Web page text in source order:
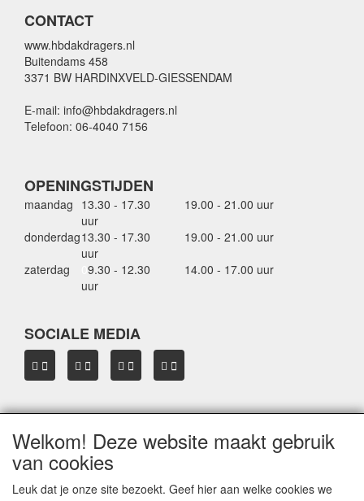
CONTACT
www.hbdakdragers.nl
Buitendams 458
3371 BW HARDINXVELD-GIESSENDAM
E-mail: info@hbdakdragers.nl
Telefoon: 06-4040 7156
OPENINGSTIJDEN
maandag 13.30 - 17.30
uur
19.00 - 21.00 uur
donderdag13.30 - 17.30
uur
19.00 - 21.00 uur
zaterdag
9.30 - 12.30
uur
14.00 - 17.00 uur
SOCIALE MEDIA
OVER HBDAKDRAGERS.NL
Dakkoffer verhuur Hardinxveld-Giessendam
Verkoop dakkoffers en skiboxen
Welkom! Deze website maakt gebruik
van cookies
Leuk dat je onze site bezoekt. Geef hier aan welke cookies we